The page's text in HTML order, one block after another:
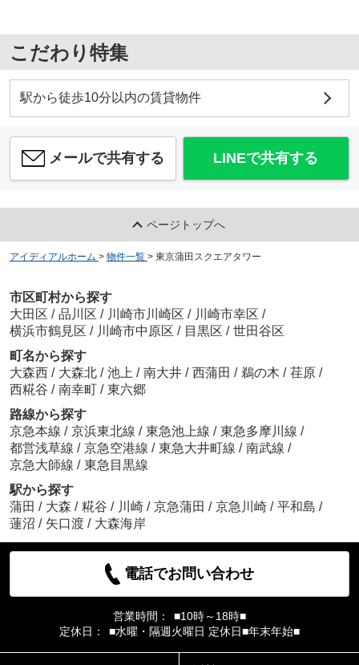
こだわり特集
駅から徒歩10分以内の賃貸物件
メールで共有する LINEで共有する
ページトップへ
アイディアルホーム > 物件一覧 > 東京蒲田スクエアタワー
市区町村から探す
大田区 / 品川区 / 川崎市川崎区 / 川崎市幸区 /
横浜市鶴見区 / 川崎市中原区 / 目黒区 / 世田谷区
町名から探す
大森西 / 大森北 / 池上 / 南大井 / 西蒲田 / 鵜の木 / 荏原 /
西糀谷 / 南幸町 / 東六郷
路線から探す
京急本線 / 京浜東北線 / 東急池上線 / 東急多摩川線 /
都営浅草線 / 京急空港線 / 東急大井町線 / 南武線 /
京急大師線 / 東急目黒線
駅から探す
蒲田 / 大森 / 糀谷 / 川崎 / 京急蒲田 / 京急川崎 / 平和島 /
蓮沼 / 矢口渡 / 大森海岸
電話でお問い合わせ
営業時間：
■10時～18時■
定休日：
■水曜・隔週火曜日 定休日■年末年始■